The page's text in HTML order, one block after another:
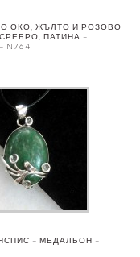
ОКО, ЖЪЛТО И РОЗОВО
ПАТИНА –
N764
– МЕДАЛЬОН –